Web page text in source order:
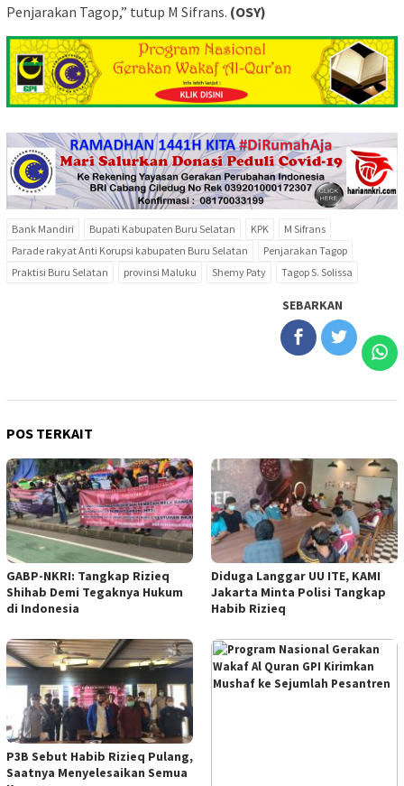
Penjarakan Tagop,” tutup M Sifrans. (OSY)
Bank Mandiri Bupati Kabupaten Buru Selatan KPK
M Sifrans
Parade rakyat Anti Korupsi kabupaten Buru Selatan
Penjarakan Tagop
Praktisi Buru Selatan
provinsi Maluku Shemy Paty Tagop S. Solissa
SEBARKAN
POS TERKAIT
GABP-NKRI: Tangkap Rizieq
Shihab Demi Tegaknya Hukum
di Indonesia
Diduga Langgar UU ITE, KAMI
Jakarta Minta Polisi Tangkap
Habib Rizieq
P3B Sebut Habib Rizieq Pulang,
Saatnya Menyelesaikan Semua